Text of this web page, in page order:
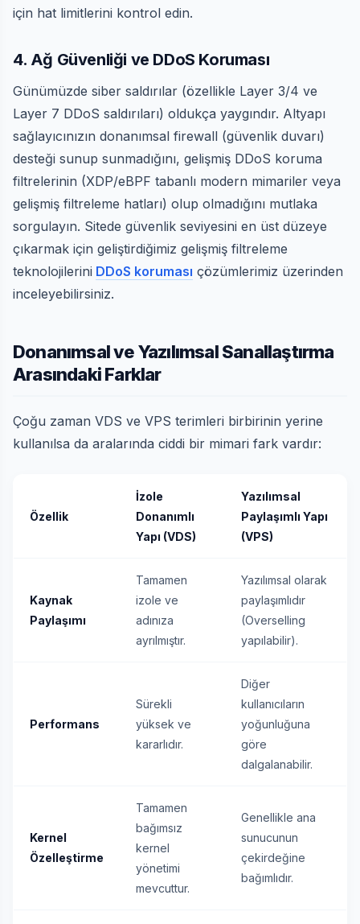
için hat limitlerini kontrol edin.
4. Ağ Güvenliği ve DDoS Koruması
Günümüzde siber saldırılar (özellikle Layer 3/4 ve
Layer 7 DDoS saldırıları) oldukça yaygındır. Altyapı
sağlayıcınızın donanımsal firewall (güvenlik duvarı)
desteği sunup sunmadığını, gelişmiş DDoS koruma
filtrelerinin (XDP/eBPF tabanlı modern mimariler veya
gelişmiş filtreleme hatları) olup olmadığını mutlaka
sorgulayın. Sitede güvenlik seviyesini en üst düzeye
çıkarmak için geliştirdiğimiz gelişmiş filtreleme
teknolojilerini DDoS koruması çözümlerimiz üzerinden
inceleyebilirsiniz.
Donanımsal ve Yazılımsal Sanallaştırma
Arasındaki Farklar
Çoğu zaman VDS ve VPS terimleri birbirinin yerine
kullanılsa da aralarında ciddi bir mimari fark vardır:
Özellik
İzole
Donanımlı
Yapı (VDS)
Yazılımsal
Paylaşımlı Yapı
(VPS)
Kaynak
Paylaşımı
Tamamen
izole ve
adınıza
ayrılmıştır.
Yazılımsal olarak
paylaşımlıdır
(Overselling
yapılabilir).
Performans
Sürekli
yüksek ve
kararlıdır.
Diğer
kullanıcıların
yoğunluğuna
göre
dalgalanabilir.
Kernel
Özelleştirme
Tamamen
bağımsız
kernel
yönetimi
mevcuttur.
Genellikle ana
sunucunun
çekirdeğine
bağımlıdır.